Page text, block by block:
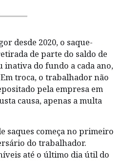
desde 2020, o saque-
de parte do saldo de
do fundo a cada ano,
troca, o trabalhador não
pela empresa em
causa, apenas a multa
saques começa no primeiro
do trabalhador.
até o último dia útil do